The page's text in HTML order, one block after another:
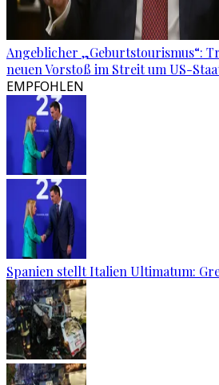
Angeblicher „Geburtstourismus“:
neuen Vorstoß im Streit um US-
EMPFOHLEN
Spanien stellt Italien Ultimatum: